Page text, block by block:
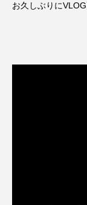
お久しぶりに